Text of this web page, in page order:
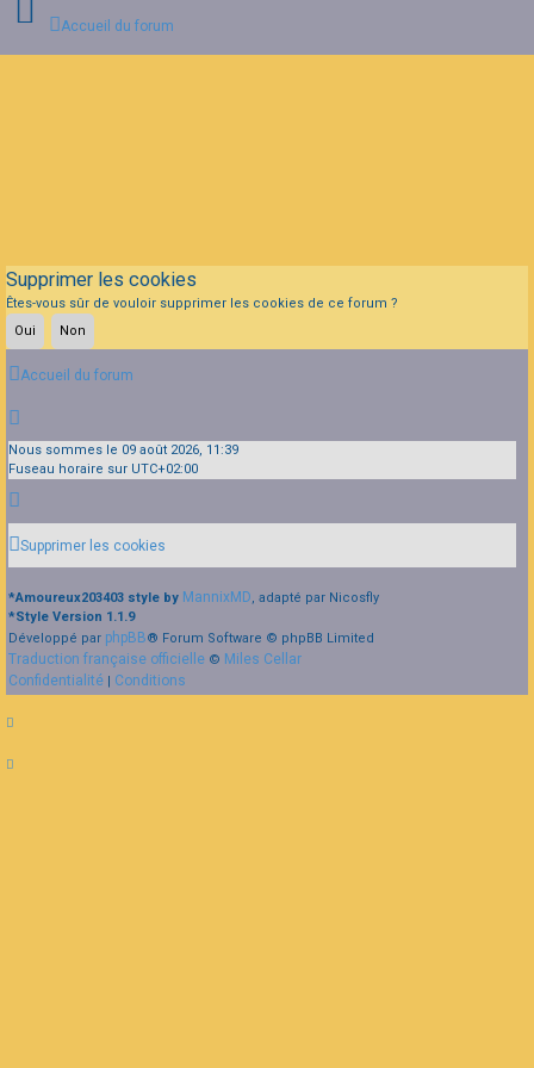
Accueil du forum
Supprimer les cookies
Êtes-vous sûr de vouloir supprimer les cookies de ce forum ?
Accueil du forum
Nous sommes le 09 août 2026, 11:39
Fuseau horaire sur UTC+02:00
Supprimer les cookies
*Amoureux203403 style by MannixMD, adapté par Nicosfly
*Style Version 1.1.9
Développé par phpBB® Forum Software © phpBB Limited
Traduction française officielle © Miles Cellar
Confidentialité | Conditions